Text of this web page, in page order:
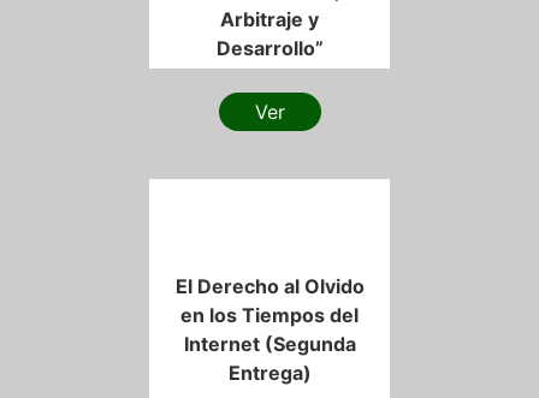
Arbitraje y
Desarrollo”
Ver
El Derecho al Olvido
en los Tiempos del
Internet (Segunda
Entrega)